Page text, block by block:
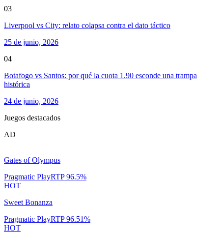
03
Liverpool vs City: relato colapsa contra el dato táctico
25 de junio, 2026
04
Botafogo vs Santos: por qué la cuota 1.90 esconde una trampa
histórica
24 de junio, 2026
Juegos destacados
AD
Gates of Olympus
Pragmatic PlayRTP96.5%
HOT
Sweet Bonanza
Pragmatic PlayRTP96.51%
HOT